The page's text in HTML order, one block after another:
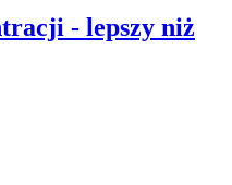
- lepszy niż